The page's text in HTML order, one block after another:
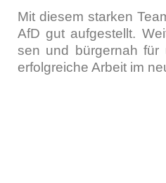
Mit die­sem star­ken
AfD gut auf­ge­stellt.
sen und bür­ger­nah für
erfolg­rei­che Arbeit im